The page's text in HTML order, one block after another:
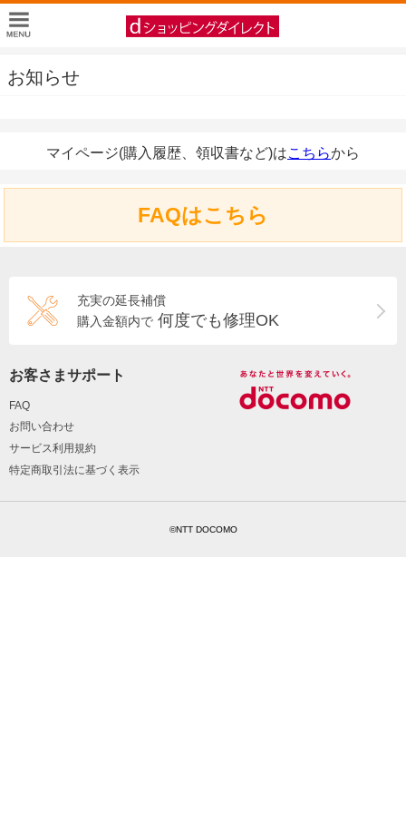
お知らせ
マイページ(購入履歴、領収書など)はこちらから
FAQはこちら
充実の延長補償
購入金額内で 何度でも修理OK
お客さまサポート
FAQ
お問い合わせ
サービス利用規約
特定商取引法に基づく表示
©NTT DOCOMO